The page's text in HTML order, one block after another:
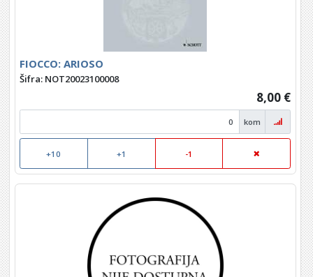
FIOCCO: ARIOSO
Šifra: NOT20023100008
8,00 €
kom
+10 +1 -1